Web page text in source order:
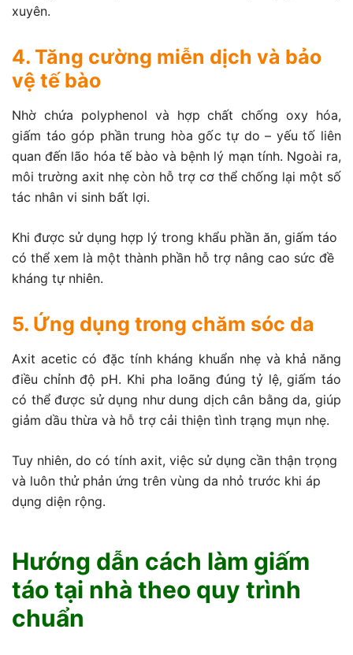
xuyên.
4. Tăng cường miễn dịch và bảo
vệ tế bào
Nhờ chứa polyphenol và hợp chất chống oxy hóa,
giấm táo góp phần trung hòa gốc tự do – yếu tố liên
quan đến lão hóa tế bào và bệnh lý mạn tính. Ngoài ra,
môi trường axit nhẹ còn hỗ trợ cơ thể chống lại một số
tác nhân vi sinh bất lợi.
Khi được sử dụng hợp lý trong khẩu phần ăn, giấm táo
có thể xem là một thành phần hỗ trợ nâng cao sức đề
kháng tự nhiên.
5. Ứng dụng trong chăm sóc da
Axit acetic có đặc tính kháng khuẩn nhẹ và khả năng
điều chỉnh độ pH. Khi pha loãng đúng tỷ lệ, giấm táo
có thể được sử dụng như dung dịch cân bằng da, giúp
giảm dầu thừa và hỗ trợ cải thiện tình trạng mụn nhẹ.
Tuy nhiên, do có tính axit, việc sử dụng cần thận trọng
và luôn thử phản ứng trên vùng da nhỏ trước khi áp
dụng diện rộng.
Hướng dẫn cách làm giấm
táo tại nhà theo quy trình
chuẩn